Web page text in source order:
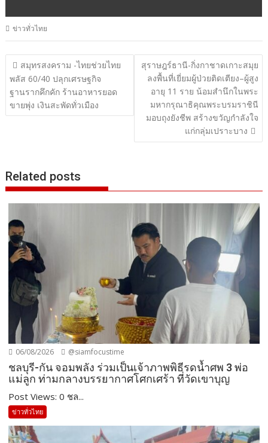
ข่าวทั่วไทย
แนะแนว
เรื่อง
สมุทรสงคราม -ไทยช่วยไทย
พลัส 60/40 ปลุกเศรษฐกิจ
ฐานรากคึกคัก ร้านอาหารยอด
ขายพุ่ง เงินสะพัดทั่วเมือง
สุราษฎร์ธานี-กิ่งกาชาดเกาะสมุย
ลงพื้นที่เยี่ยมผู้ป่วยติดเตียง–ผู้สูง
อายุ 11 ราย น้อมสำนึกในพระ
มหากรุณาธิคุณพระบรมราชินี
มอบถุงยังชีพ สร้างขวัญกำลังใจ
แก่กลุ่มเปราะบาง
Related posts
06/08/2026 @siamfocustime
ชลบุรี-กัน จอมพลัง ร่วมเป็นเจ้าภาพพิธีรดน้ำศพ 3 พ่อ
แม่ลูก ท่ามกลางบรรยากาศโศกเศร้า ที่วัดเขาบุญ
Post Views: 0 ชล...
ข่าวทั่วไทย